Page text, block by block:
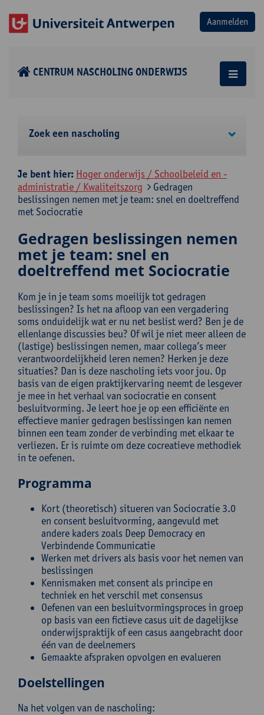
CENTRUM NASCHOLING ONDERWIJS
Zoek een nascholing
Je bent hier: Hoger onderwijs / Schoolbeleid en -
administratie / Kwaliteitszorg
Gedragen
beslissingen nemen met je team: snel en doeltreffend
met Sociocratie
Gedragen beslissingen nemen
met je team: snel en
doeltreffend met Sociocratie
Kom je in je team soms moeilijk tot gedragen
beslissingen? Is het na afloop van een vergadering
soms onduidelijk wat er nu net beslist werd? Ben je de
ellenlange discussies beu? Of wil je niet meer alleen de
(lastige) beslissingen nemen, maar collega’s meer
verantwoordelijkheid leren nemen? Herken je deze
situaties? Dan is deze nascholing iets voor jou. Op
basis van de eigen praktijkervaring neemt de lesgever
je mee in het verhaal van sociocratie en consent
besluitvorming. Je leert hoe je op een efficiënte en
effectieve manier gedragen beslissingen kan nemen
binnen een team zonder de verbinding met elkaar te
verliezen. Er is ruimte om deze cocreatieve methodiek
in te oefenen.
Programma
Kort (theoretisch) situeren van Sociocratie 3.0
en consent besluitvorming, aangevuld met
andere kaders zoals Deep Democracy en
Verbindende Communicatie
Werken met drivers als basis voor het nemen van
beslissingen
Kennismaken met consent als principe en
techniek en het verschil met consensus
Oefenen van een besluitvormingsproces in groep
op basis van een fictieve casus uit de dagelijkse
onderwijspraktijk of een casus aangebracht door
één van de deelnemers
Gemaakte afspraken opvolgen en evalueren
Doelstellingen
Na het volgen van de nascholing: